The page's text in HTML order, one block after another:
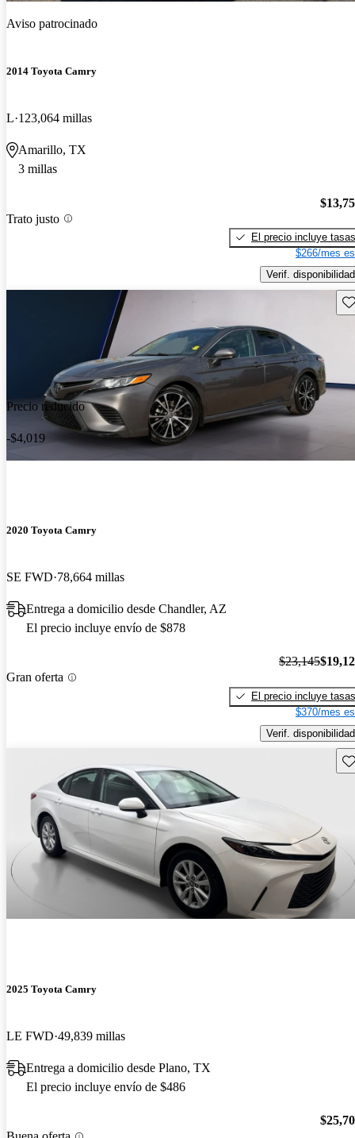
Aviso patrocinado
2014 Toyota Camry
L 123,064 millas
Amarillo, TX
3 millas
Trato justo
El precio incluye tasas
$266/mes
Verif. disponibilidad
Precio reducido
-$4,019
2020 Toyota Camry
SE FWD 78,664 millas
Entrega a domicilio desde Chandler, AZ
El precio incluye envío de $878
Gran oferta
$23,145
El precio incluye tasas
$370/mes
Verif. disponibilidad
2025 Toyota Camry
LE FWD 49,839 millas
Entrega a domicilio desde Plano, TX
El precio incluye envío de $486